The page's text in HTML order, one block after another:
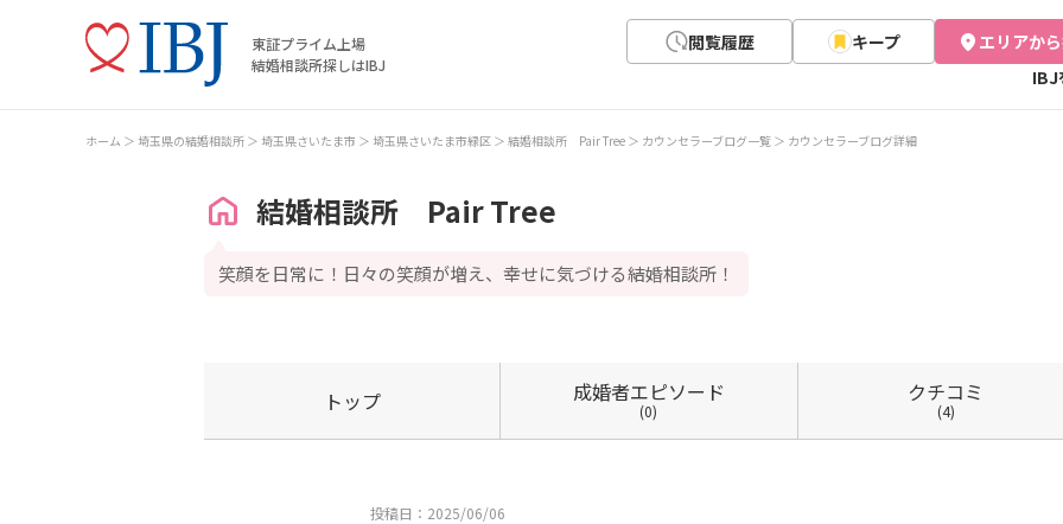
東証プライム上場
結婚相談所探しはIBJ
閲覧履歴 キープ エリアか
IBJ
ホーム 埼玉県の結婚相談所 埼玉県さいたま市 埼玉県さいたま市緑区 結婚相談所 Pair Tree カウンセラーブログ一覧 カウンセラーブログ詳細
結婚相談所 Pair Tree
笑顔を日常に！日々の笑顔が増え、幸せに気づける結婚相談所！
トップ 成婚者エピソード
(0)
クチコミ
(4)
投稿日：2025/06/06